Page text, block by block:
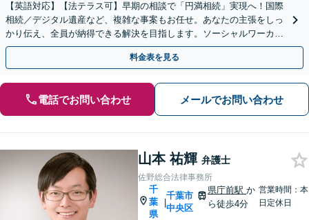
【英語対応】【法テラス可】早期の相談で「円満相続」実現へ！国際
相続／デジタル遺産など、複雑な事案もお任せ。あなたの主張をしっ
かり伝え、全員が納得できる解決を目指します。ソーシャルワーカー
兼司法書士と連携【WEB面談可】【24時間受付】
料金表を見る
電話でお問い合わせ メールでお問い合わせ
山本 祐輝 弁護士
佐野総合法律事務所
千
葉
県
|
千葉市
中央区
県庁前駅か
ら徒歩4分
営業時間：本
日定休日